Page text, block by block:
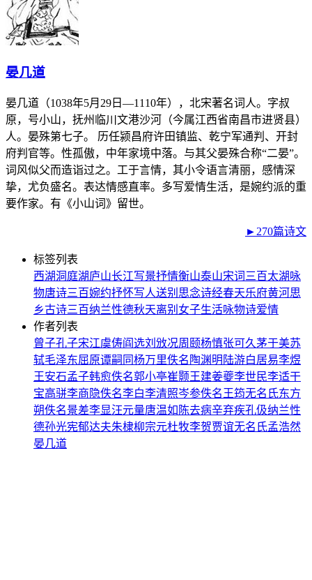
晏几道
晏几道（1038年5月29日—1110年），北宋著名词人。字叔
原，号小山，抚州临川文港沙河（今属江西省南昌市进贤县）
人。晏殊第七子。 历任颍昌府许田镇监、乾宁军通判、开封
府判官等。性孤傲，中年家境中落。与其父晏殊合称“二晏”。
词风似父而造诣过之。工于言情，其小令语言清丽，感情深
挚，尤负盛名。表达情感直率。多写爱情生活，是婉约派的重
要作家。有《小山词》留世。
►270篇诗文
标签列表
西湖洞庭湖庐山长江写景抒情衡山泰山宋词三百太湖 咏
物唐诗三百婉约抒怀写人送别 思念诗经春天乐府黄河思
乡古诗三百纳兰性德秋天离别 女子生活咏物诗爱情
作者列表
曾子孔子宋江虞俦阎选刘攽况周颐杨慎张可久茅于美苏
轼毛泽东屈原谭嗣同杨万里佚名 陶渊明 陆游白居易李煜
王安石孟子韩愈佚名郭小亭崔颢王建姜夔李世民李适干
宝高骈李商隐佚名李白李清照岑参佚名 王筠无名氏东方
朔佚名景差李显汪元量唐温如 陈去病辛弃疾孔伋纳兰性
德孙光宪郁达夫朱棣柳宗元杜牧李贺贾谊无名氏孟浩然
晏几道